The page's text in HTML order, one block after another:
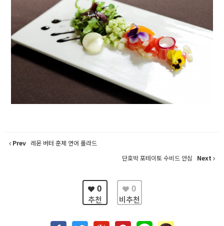
Prev 레몬 버터 훈제 연어 롤라드
단호박 포테이토 수비드 안심
Next
0
추천
0
비추천